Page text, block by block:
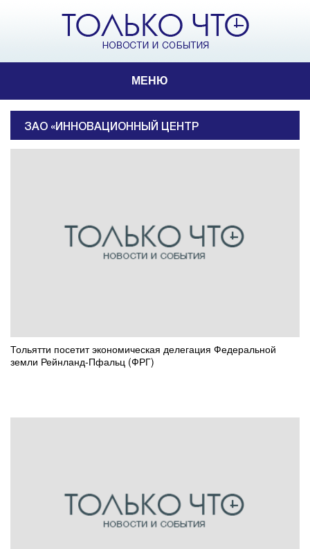
МЕНЮ
ЗАО «ИННОВАЦИОННЫЙ ЦЕНТР
Тольятти посетит экономическая делегация Федеральной
земли Рейнланд-Пфальц (ФРГ)